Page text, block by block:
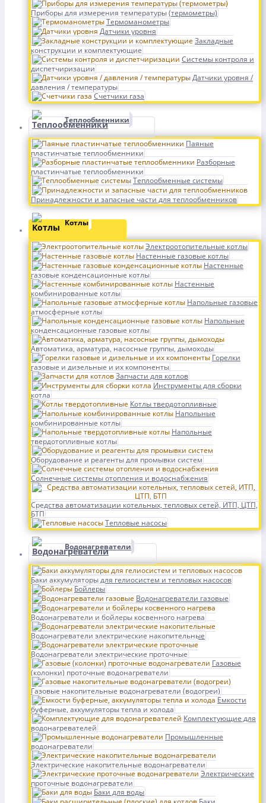
Приборы для измерения температуры (термометры)
Термоманометры
Датчики уровня
Закладные
конструкции и комплектующие
Системы контроля и
диспетчиризации
Датчики уровня /
давления / температуры
Счетчики газа
Теплообменники
Паяные
пластинчатые теплообменники
Разборные
пластинчатые теплообменники
Теплообменные системы
Принадлежности и запасные части для теплообменников
Котлы
Электроотопительные котлы
Настенные газовые котлы
Настенные
газовые конденсационные котлы
Настенные
комбинированные котлы
Напольные газовые
атмосферные котлы
Напольные
конденсационные газовые котлы
Автоматика, арматура, насосные группы, дымоходы
Горелки
газовые и дизельные и их компоненты
Запчасти для котлов
Инструменты для сборки
котла
Котлы твердотопливные
Напольные
комбинированные котлы
Напольные
твердотопливные котлы
Оборудование и реагенты для промывки систем
Солнечные системы отопления и водоснабжения
Средства автоматизации котельных, тепловых сетей, ИТП, ЦТП,
БТП
Тепловые насосы
Водонагреватели
Баки аккумуляторы для гелиосистем и тепловых насосов
Бойлеры
Водонагреватели газовые
Водонагреватели и бойлеры косвенного нагрева
Водонагреватели электрические накопительные
Водонагреватели электрические проточные
Газовые
(колонки) проточные водонагреватели
Газовые накопительные водонагреватели (водогреи)
Емкости
буферные, аккумуляторы тепла и холода
Комплектующие для
водонагревателей
Промышленные
водонагреватели
Электрические накопительные водонагреватели
Электрические
проточные водонагреватели
Баки для воды